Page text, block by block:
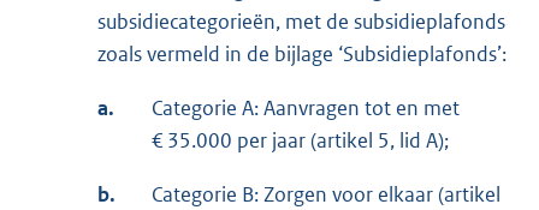
subsidiecategorieën, met de subsidieplafonds
zoals vermeld in de bijlage ‘Subsidieplafonds’:
a.
Categorie A: Aanvragen tot en met
€ 35.000 per jaar (artikel 5, lid A);
b.
Categorie B: Zorgen voor elkaar (artikel